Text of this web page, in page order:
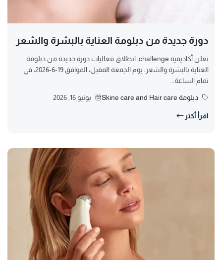
دورة جديدة من دبلومة العناية بالبشرة والشعر
تعلن أكاديمية challenge، انطلاق فعاليات دورة جديدة من دبلومة
العناية بالبشرة والشعر، يوم الجمعة المقبل، الموافق 19-6-2026، في
تمام الساعة...
دبلومة Skine care and Hair care يونيو 16, 2026
اقرأ أكثر